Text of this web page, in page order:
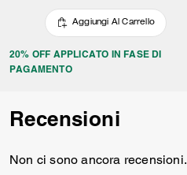
Aggiungi Al Carrello
20% OFF APPLICATO IN FASE DI
PAGAMENTO
Recensioni
Non ci sono ancora recensioni.